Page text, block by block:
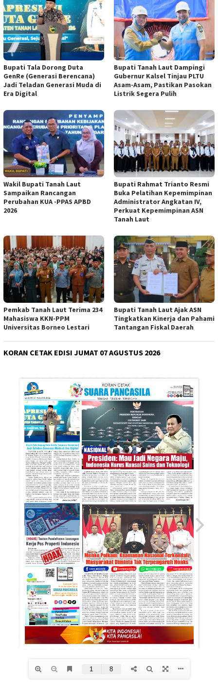
Bupati Tala Dorong Duta
GenRe (Generasi Berencana)
Jadi Teladan Generasi Muda di
Era Digital
Bupati Tanah Laut Dampingi
Gubernur Kalsel Tinjau PLTU
Asam-Asam, Pastikan Pasokan
Listrik Segera Pulih
Wakil Bupati Tanah Laut
Sampaikan Rancangan
Perubahan KUA -PPAS APBD
2026
Bupati Rahmat Trianto Resmi
Buka Pelatihan Kepemimpinan
Administrator Angkatan IV,
Perkuat Kepemimpinan ASN
Tanah Laut
Pemkab Tanah Laut Terima 234
Mahasiswa KKN-PPM
Universitas Borneo Lestari
Bupati Tanah Laut Ajak ASN
Tingkatkan Kinerja dan Pahami
Tantangan Fiskal Daerah
KORAN CETAK EDISI JUMAT 07 AGUSTUS 2026